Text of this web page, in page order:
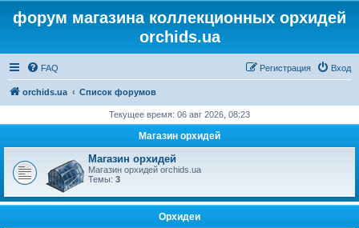
форум магазина коллекционных орхидей
orchids.ua
FAQ Вход
Регистрация
orchids.ua Список форумов
Текущее время: 06 авг 2026, 08:23
Магазин орхидей
Магазин орхидей
Магазин орхидей orchids.ua
Темы: 3
Орхидеи